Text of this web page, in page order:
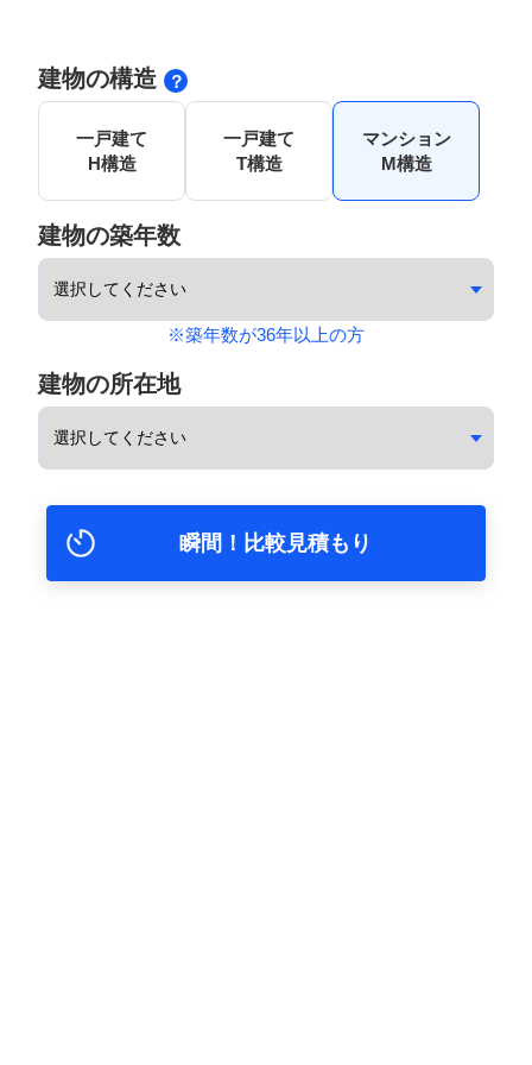
建物の構造
一戸建て
H構造
一戸建て
T構造
マンション
M構造
建物の築年数
※築年数が36年以上の方
建物の所在地
瞬間！比較見積もり